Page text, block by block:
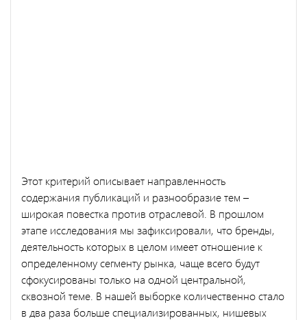
Этот критерий описывает направленность
содержания публикаций и разнообразие тем –
широкая повестка против отраслевой. В прошлом
этапе исследования мы зафиксировали, что бренды,
деятельность которых в целом имеет отношение к
определенному сегменту рынка, чаще всего будут
сфокусированы только на одной центральной,
сквозной теме. В нашей выборке количественно стало
в два раза больше специализированных, нишевых